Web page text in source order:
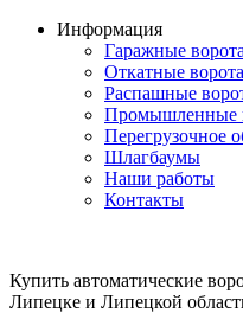
Информация
Гаражные ворота
Откатные ворота
Распашные
Промышленные
Перегрузочное
Шлагбаумы
Наши работы
Контакты
Купить автоматические
Липецке и Липецкой